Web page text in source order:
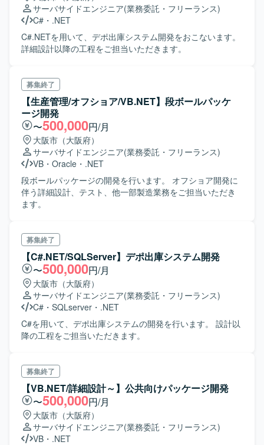
AWS ソフトウェア：.NET系 DB：SQLServer
サーバサイドエンジニア(業務委託・フリーランス)
C# ・ .NET
C#.NETを用いて、デポ出庫システム開発をおこないます。
詳細設計以降の工程をご担当いただきます。
募集終了
【生産管理/オフショア/VB.NET】段ボールパッケ
ージ開発
〜500,000円/月
大阪市（大阪府）
サーバサイドエンジニア(業務委託・フリーランス)
VB ・ Oracle ・ .NET
段ボールパッケージの開発を行います。 オフショア開発に
伴う詳細設計、テスト、他一部製造業務をご担当いただき
ます。
募集終了
【C#.NET/SQLServer】デポ出庫システム開発
〜500,000円/月
大阪市（大阪府）
サーバサイドエンジニア(業務委託・フリーランス)
C# ・ SQLserver ・ .NET
C#を用いて、デポ出庫システムの開発を行います。 設計以
降の工程をご担当いただきます。
募集終了
【VB.NET/詳細設計～】公共向けパッケージ開発
〜500,000円/月
大阪市（大阪府）
サーバサイドエンジニア(業務委託・フリーランス)
VB ・ .NET